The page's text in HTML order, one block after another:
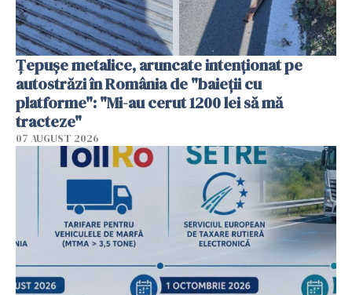
Țepușe metalice, aruncate intenționat pe
autostrăzi în România de "baieții cu
platforme": "Mi-au cerut 1200 lei să mă
tracteze"
07 AUGUST 2026